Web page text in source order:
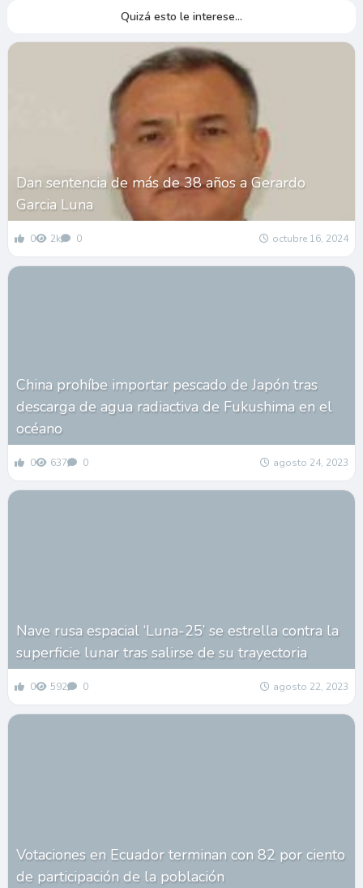
Quizá esto le interese...
Dan sentencia de más de 38 años a Gerardo
Garcia Luna
0 2k 0 octubre 16, 2024
China prohíbe importar pescado de Japón tras
descarga de agua radiactiva de Fukushima en el
océano
0 637 0 agosto 24, 2023
Nave rusa espacial ‘Luna-25’ se estrella contra la
superficie lunar tras salirse de su trayectoria
0 592 0 agosto 22, 2023
Votaciones en Ecuador terminan con 82 por ciento
de participación de la población